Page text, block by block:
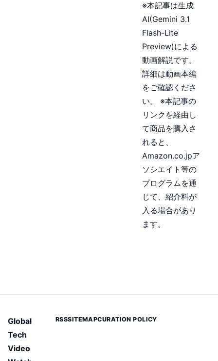
※本記事は生成
AI(Gemini 3.1
Flash-Lite
Preview)による
動画解説です。
詳細は動画本編
をご確認くださ
い。 ※本記事の
リンクを経由し
て商品を購入さ
れると、
Amazon.co.jpア
ソシエイト等の
プログラムを通
じて、紹介料が
入る場合があり
ます。
Global
Tech
Video
RSSSITEMAPCURATION POLICY